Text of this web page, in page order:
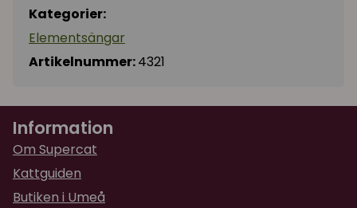
Kategorier:
Elementsängar
Artikelnummer:4321
Information
Om Supercat
Kattguiden
Butiken i Umeå